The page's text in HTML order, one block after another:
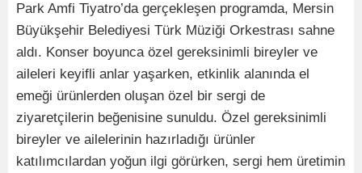
Park Amfi Tiyatro’da gerçekleşen programda, Mersin
Büyükşehir Belediyesi Türk Müziği Orkestrası sahne
aldı. Konser boyunca özel gereksinimli bireyler ve
aileleri keyifli anlar yaşarken, etkinlik alanında el
emeği ürünlerden oluşan özel bir sergi de
ziyaretçilerin beğenisine sunuldu. Özel gereksinimli
bireyler ve ailelerinin hazırladığı ürünler
katılımcılardan yoğun ilgi görürken, sergi hem üretimin